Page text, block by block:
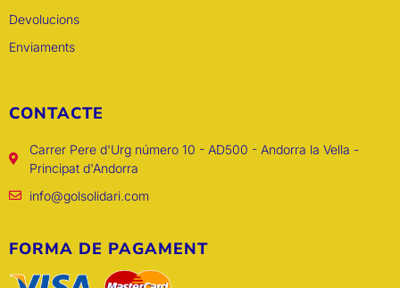
Devolucions
Enviaments
CONTACTE
Carrer Pere d'Urg número 10 - AD500 - Andorra la Vella -
Principat d'Andorra
info@golsolidari.com
FORMA DE PAGAMENT